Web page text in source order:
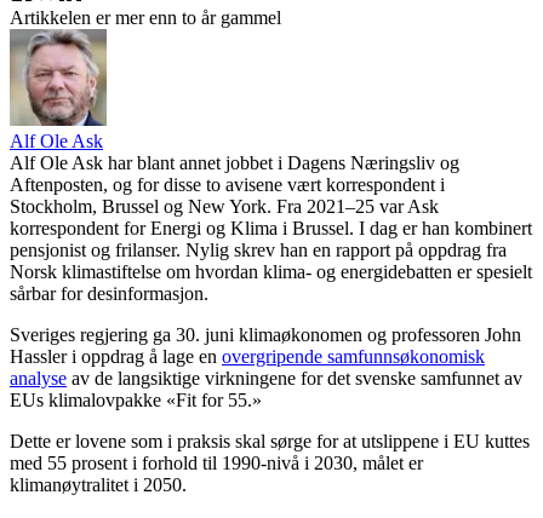
Artikkelen er mer enn to år gammel
Alf Ole Ask
Alf Ole Ask har blant annet jobbet i Dagens Næringsliv og
Aftenposten, og for disse to avisene vært korrespondent i
Stockholm, Brussel og New York. Fra 2021–25 var Ask
korrespondent for Energi og Klima i Brussel. I dag er han kombinert
pensjonist og frilanser. Nylig skrev han en rapport på oppdrag fra
Norsk klimastiftelse om hvordan klima- og energidebatten er spesielt
sårbar for desinformasjon.
Sveriges regjering ga 30. juni klimaøkonomen og professoren John
Hassler i oppdrag å lage en overgripende samfunnsøkonomisk
analyse av de langsiktige virkningene for det svenske samfunnet av
EUs klimalovpakke «Fit for 55.»
Dette er lovene som i praksis skal sørge for at utslippene i EU kuttes
med 55 prosent i forhold til 1990-nivå i 2030, målet er
klimanøytralitet i 2050.